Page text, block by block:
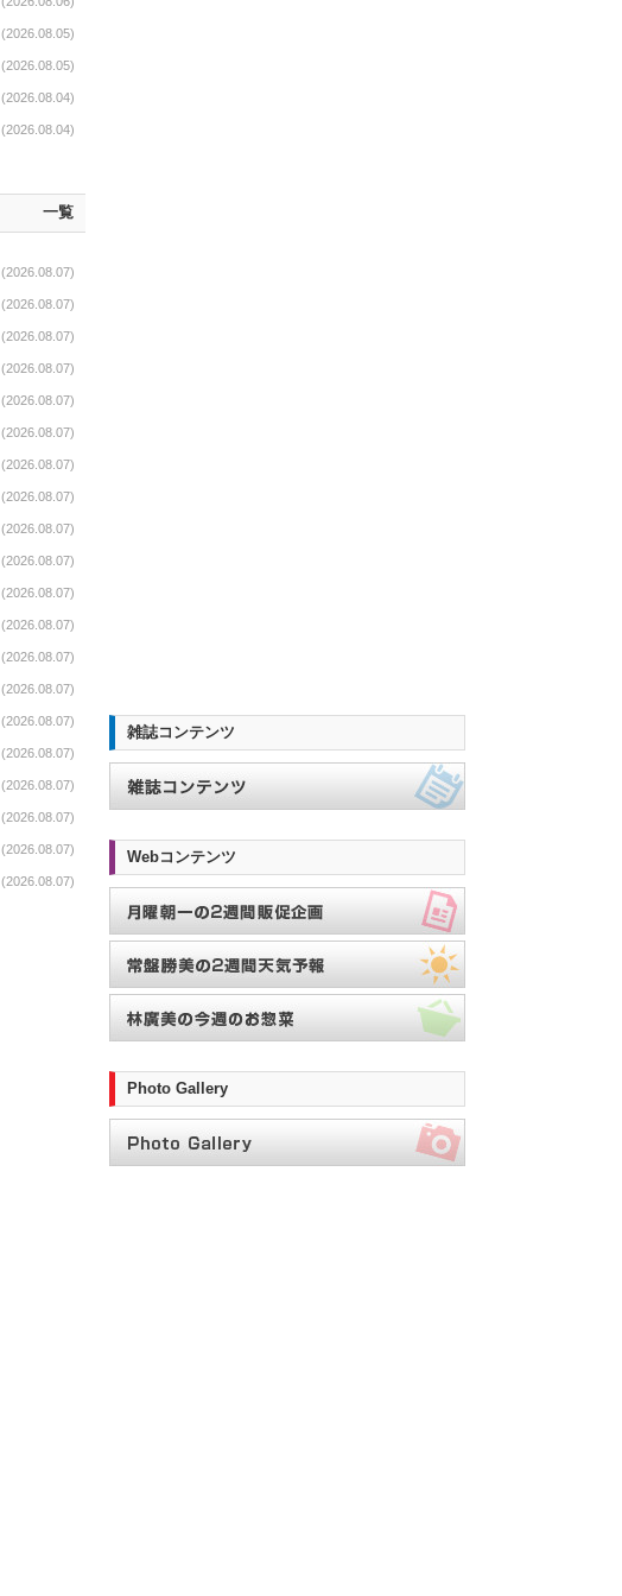
(2026.08.05)
(2026.08.05)
(2026.08.04)
(2026.08.04)
一覧
(2026.08.07)
(2026.08.07)
(2026.08.07)
(2026.08.07)
(2026.08.07)
(2026.08.07)
(2026.08.07)
(2026.08.07)
(2026.08.07)
(2026.08.07)
(2026.08.07)
(2026.08.07)
(2026.08.07)
(2026.08.07)
(2026.08.07)
(2026.08.07)
(2026.08.07)
(2026.08.07)
(2026.08.07)
(2026.08.07)
雑誌コンテンツ
Webコンテンツ
Photo Gallery